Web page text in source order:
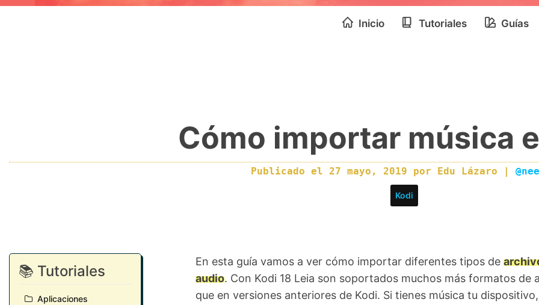
Inicio Tutoriales Guías
Cómo importar música
Publicado el 27 mayo, 2019 por Edu Lázaro |
Kodi
📚 Tutoriales
Aplicaciones
En esta guía vamos a ver cómo importar diferentes tipos de
audio. Con Kodi 18 Leia son soportados muchos más formatos de
que en versiones anteriores de Kodi. Si tienes música tu dispositivo,